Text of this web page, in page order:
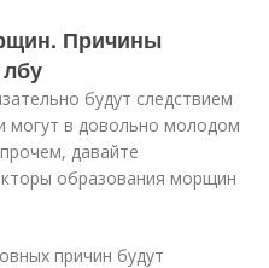
Причины
будут следствием
могут в довольно молодом
давайте
образования морщин
причин будут